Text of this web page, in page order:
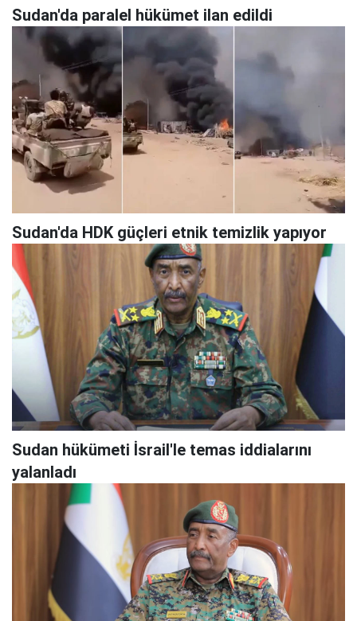
Sudan'da paralel hükümet ilan edildi
Sudan'da HDK güçleri etnik temizlik yapıyor
Sudan hükümeti İsrail'le temas iddialarını
yalanladı